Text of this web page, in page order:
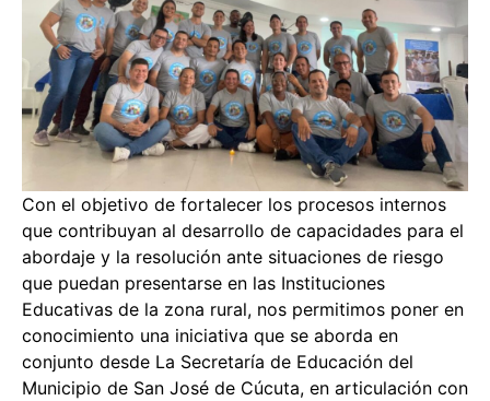
Con el objetivo de fortalecer los procesos internos
que contribuyan al desarrollo de capacidades para el
abordaje y la resolución ante situaciones de riesgo
que puedan presentarse en las Instituciones
Educativas de la zona rural, nos permitimos poner en
conocimiento una iniciativa que se aborda en
conjunto desde La Secretaría de Educación del
Municipio de San José de Cúcuta, en articulación con